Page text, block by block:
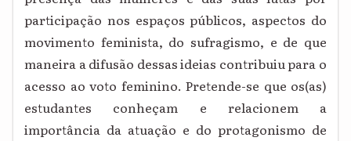
participação nos espaços públicos, aspectos do
movimento feminista, do sufragismo, e de que
maneira a difusão dessas ideias contribuiu para o
acesso ao voto feminino. Pretende-se que os(as)
estudantes conheçam e relacionem a
importância da atuação e do protagonismo de